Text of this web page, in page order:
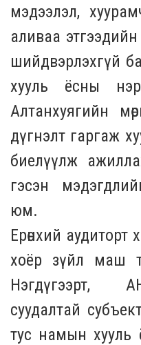
мэдээлэл,
аливаа
шийдвэрлэхгүй
хууль ёсны
Алтанхуягийн
дүгнэлт гаргаж
биелүүлж
гэсэн
юм.
Ерөнхий аудиторт
хоёр зүйл маш
Нэгдүгээрт,
суудалтай
тус намын